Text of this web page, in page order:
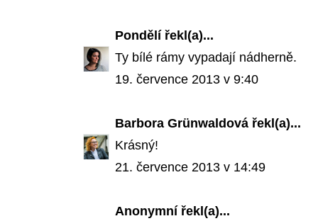
Pondělí řekl(a)...
Ty bílé rámy vypadají nádherně.
19. července 2013 v 9:40
Barbora Grünwaldová řekl(a)...
Krásný!
21. července 2013 v 14:49
Anonymní řekl(a)...